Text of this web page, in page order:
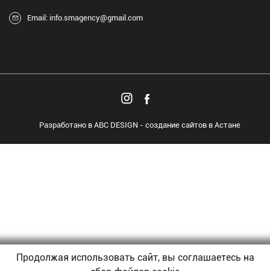
Email: info.smagency@gmail.com
Разработано в ABC DESIGN - создание сайтов в Астане
Продолжая использовать сайт, вы соглашаетесь на